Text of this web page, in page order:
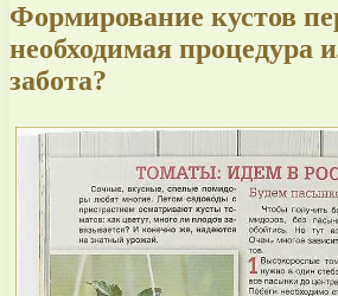
Формирование кустов
необходимая процедура
забота?